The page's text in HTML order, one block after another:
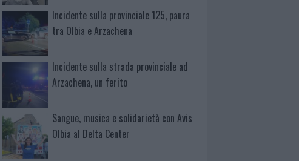
Incidente sulla provinciale 125, paura
tra Olbia e Arzachena
Incidente sulla strada provinciale ad
Arzachena, un ferito
Sangue, musica e solidarietà con Avis
Olbia al Delta Center